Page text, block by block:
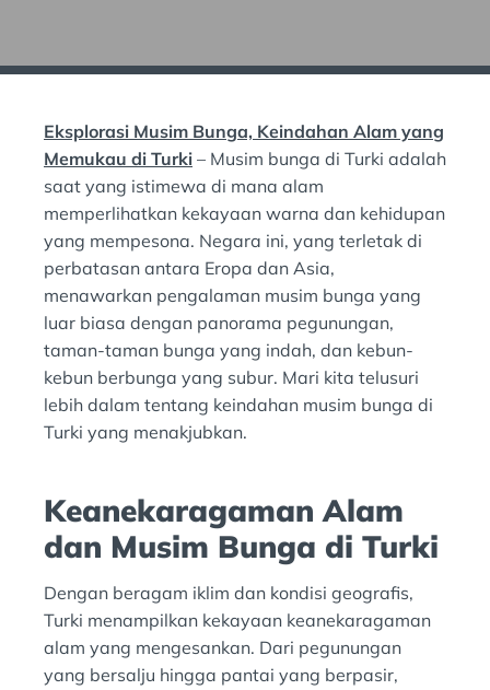
I
N
Eksplorasi Musim Bunga, Keindahan Alam yang
Memukau di Turki – Musim bunga di Turki adalah
saat yang istimewa di mana alam
memperlihatkan kekayaan warna dan kehidupan
yang mempesona. Negara ini, yang terletak di
perbatasan antara Eropa dan Asia,
menawarkan pengalaman musim bunga yang
luar biasa dengan panorama pegunungan,
taman-taman bunga yang indah, dan kebun-
kebun berbunga yang subur. Mari kita telusuri
lebih dalam tentang keindahan musim bunga di
Turki yang menakjubkan.
Keanekaragaman Alam
dan Musim Bunga di Turki
Dengan beragam iklim dan kondisi geografis,
Turki menampilkan kekayaan keanekaragaman
alam yang mengesankan. Dari pegunungan
yang bersalju hingga pantai yang berpasir,